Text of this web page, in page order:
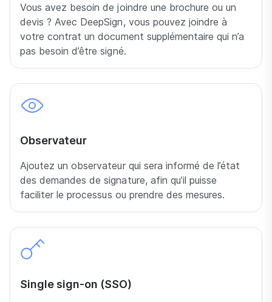
Vous avez besoin de joindre une brochure ou un
devis ? Avec DeepSign, vous pouvez joindre à
votre contrat un document supplémentaire qui n’a
pas besoin d’être signé.
Observateur
Ajoutez un observateur qui sera informé de l’état
des demandes de signature, afin qu’il puisse
faciliter le processus ou prendre des mesures.
Single sign-on (SSO)